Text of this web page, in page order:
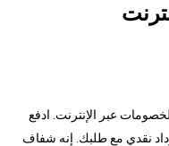
عبر الإنترنت. ادفع
نقدي مع طلبك. إنه شفاف